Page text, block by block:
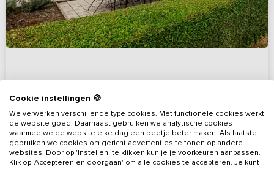
Ontspannen in stijl in het Limburgse heuvelland
Limburg, omgeving Heuvelland
Cookie instellingen 🍪
We verwerken verschillende type cookies. Met functionele cookies werkt
de website goed. Daarnaast gebruiken we analytische cookies
waarmee we de website elke dag een beetje beter maken. Als laatste
gebruiken we cookies om gericht advertenties te tonen op andere
websites. Door op 'Instellen' te klikken kun je je voorkeuren aanpassen.
Klik op 'Accepteren en doorgaan' om alle cookies te accepteren. Je kunt